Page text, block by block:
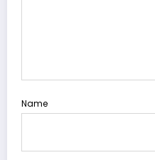
Name